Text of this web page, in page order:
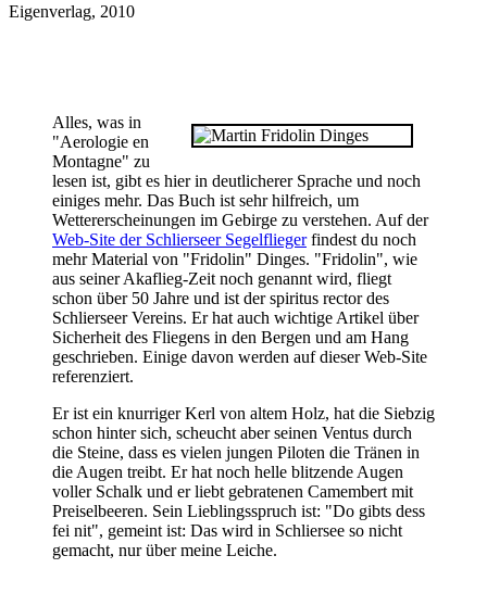
Eigenverlag, 2010
Alles, was in
"Aerologie en
Montagne" zu
lesen ist, gibt es hier in deutlicherer Sprache und noch
einiges mehr. Das Buch ist sehr hilfreich, um
Wettererscheinungen im Gebirge zu verstehen. Auf der
Web-Site der Schlierseer Segelfliegerfindest du noch
mehr Material von "Fridolin" Dinges. "Fridolin", wie
aus seiner Akaflieg-Zeit noch genannt wird, fliegt
schon über 50 Jahre und ist der spiritus rector des
Schlierseer Vereins. Er hat auch wichtige Artikel über
Sicherheit des Fliegens in den Bergen und am Hang
geschrieben. Einige davon werden auf dieser Web-Site
referenziert.
Er ist ein knurriger Kerl von altem Holz, hat die Siebzig
schon hinter sich, scheucht aber seinen Ventus durch
die Steine, dass es vielen jungen Piloten die Tränen in
die Augen treibt. Er hat noch helle blitzende Augen
voller Schalk und er liebt gebratenen Camembert mit
Preiselbeeren. Sein Lieblingsspruch ist: "Do gibts dess
fei nit", gemeint ist: Das wird in Schliersee so nicht
gemacht, nur über meine Leiche.